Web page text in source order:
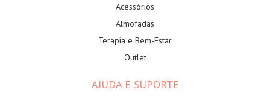
Acessórios
Almofadas
Terapia e Bem-Estar
Outlet
AJUDA E SUPORTE